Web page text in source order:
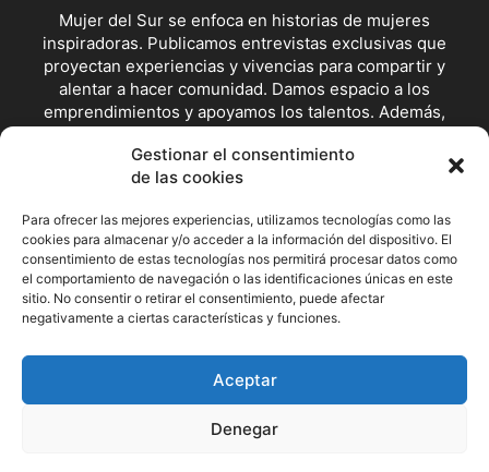
Mujer del Sur se enfoca en historias de mujeres
inspiradoras. Publicamos entrevistas exclusivas que
proyectan experiencias y vivencias para compartir y
alentar a hacer comunidad. Damos espacio a los
emprendimientos y apoyamos los talentos. Además,
defensoras de los derechos.
SÍGUENOS
Facebook Instagram
© Mujer del Sur
Gestionar el consentimiento
de las cookies
Para ofrecer las mejores experiencias, utilizamos tecnologías como las
cookies para almacenar y/o acceder a la información del dispositivo. El
consentimiento de estas tecnologías nos permitirá procesar datos como
el comportamiento de navegación o las identificaciones únicas en este
sitio. No consentir o retirar el consentimiento, puede afectar
negativamente a ciertas características y funciones.
Aceptar
Denegar